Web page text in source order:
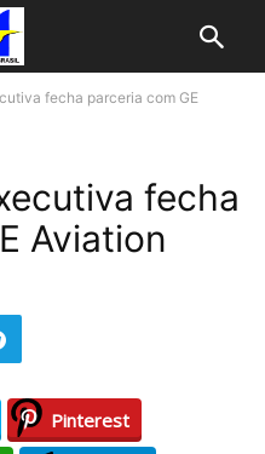
fecha parceria com GE
fecha
Aviation
Pinterest